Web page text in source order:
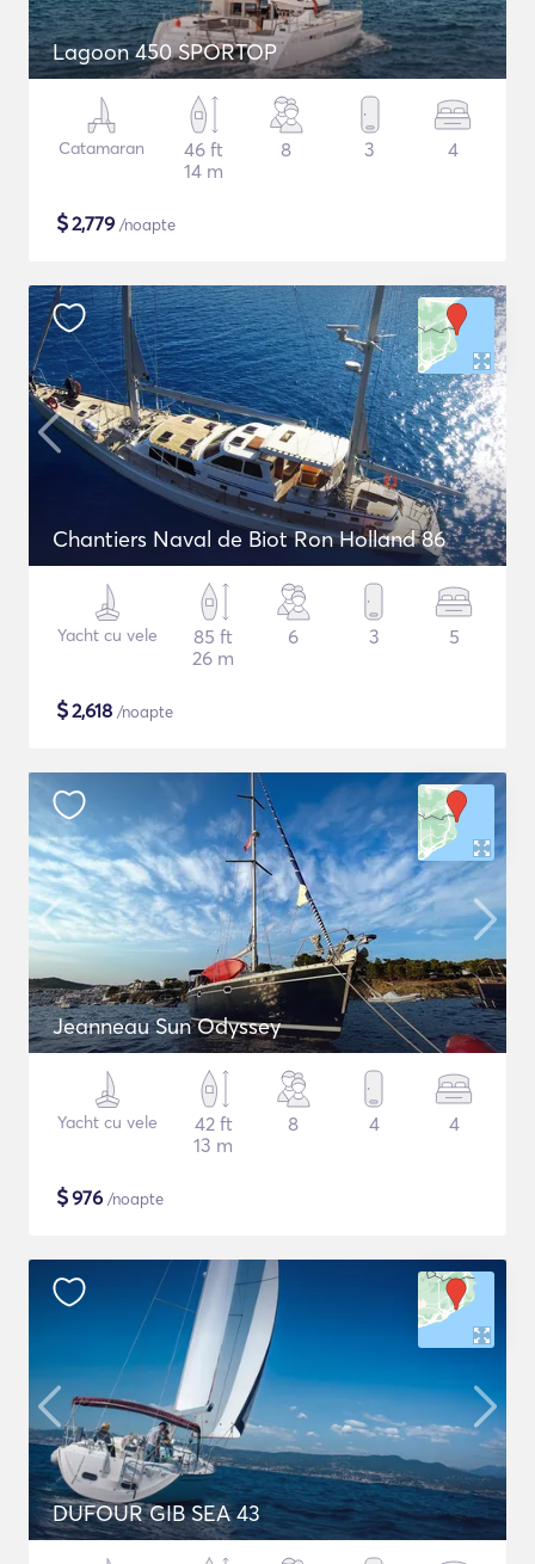
Lagoon 450 SPORTOP
Catamaran
46 ft
14 m
8 3 4
$2,779 /noapte
Chantiers Naval de Biot Ron Holland 86
Yacht cu vele
85 ft
26 m
6 3 5
$2,618 /noapte
Jeanneau Sun Odyssey
Yacht cu vele
42 ft
13 m
8 4 4
$976 /noapte
DUFOUR GIB SEA 43